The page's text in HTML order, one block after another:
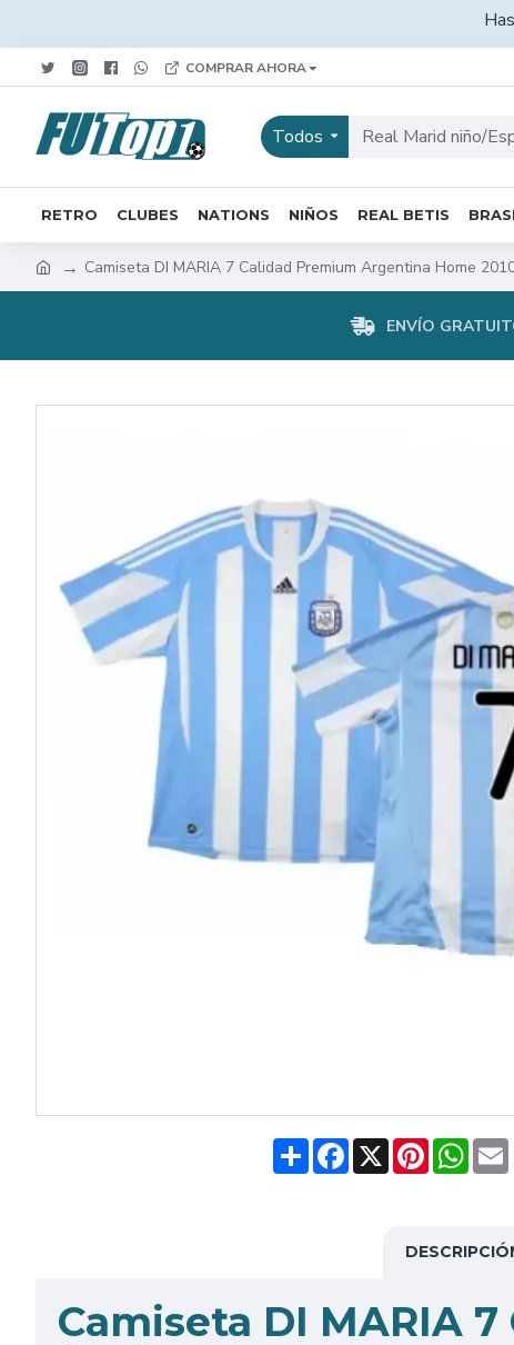
COMPRAR AHORA
Todos
RETRO CLUBES NATIONS NIÑOS REAL BETIS
Camiseta DI MARIA 7 Calidad Premium Argentina Home
ENVÍO
ShareFacebook
X Pinterest
Camiseta DI MARIA